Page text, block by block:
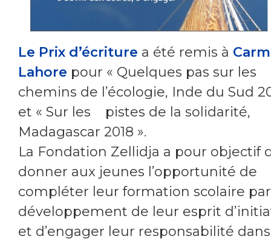
Le Prix d’écriture a été remis à
Lahore pour « Quelques pas sur les
chemins de l’écologie, Inde du Sud
et « Sur les pistes de la solidarité,
Madagascar 2018 ».
La Fondation Zellidja a pour objectif
donner aux jeunes l’opportunité de
compléter leur formation scolaire
développement de leur esprit
et d’engager leur responsabilité